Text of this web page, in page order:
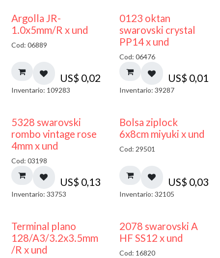
Argolla JR-
1.0x5mm/R x und
Cod: 06889
US$ 0,02
Inventario: 109283
0123 oktan
swarovski crystal
PP14 x und
Cod: 06476
US$ 0,01
Inventario: 39287
5328 swarovski
rombo vintage rose
4mm x und
Cod: 03198
US$ 0,13
Inventario: 33753
¡NUEVO!
Bolsa ziplock
6x8cm miyuki x und
Cod: 29501
US$ 0,03
Inventario: 32105
Terminal plano
128/A3/3.2x3.5mm
/R x und
2078 swarovski A
HF SS12 x und
Cod: 16820